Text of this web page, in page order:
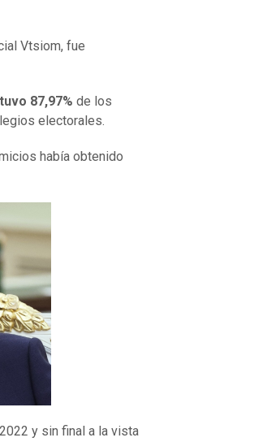
Vtsiom, fue
87,97% de los
electorales.
había obtenido
y sin final a la vista